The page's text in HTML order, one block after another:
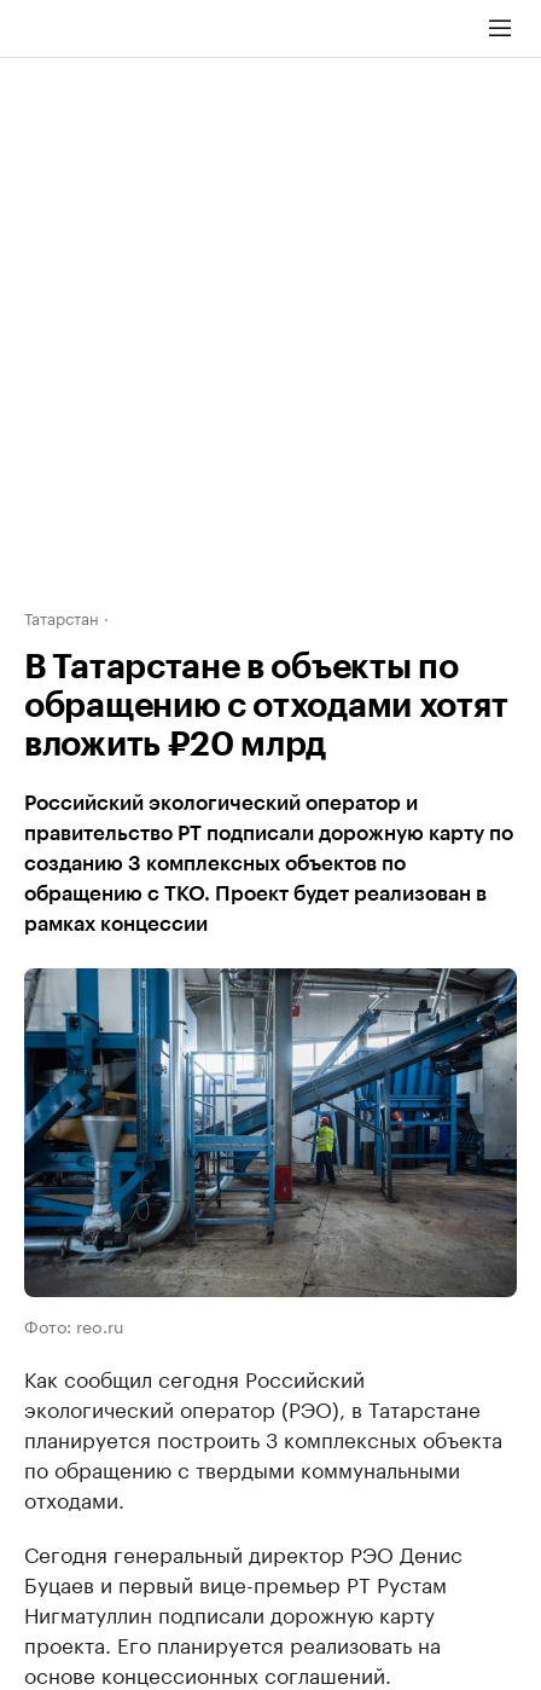
Татарстан
В Татарстане в объекты по
обращению с отходами хотят
вложить ₽20 млрд
Российский экологический оператор и
правительство РТ подписали дорожную карту по
созданию 3 комплексных объектов по
обращению с ТКО. Проект будет реализован в
рамках концессии
Фото: reo.ru
Как сообщил сегодня Российский
экологический оператор (РЭО), в Татарстане
планируется построить 3 комплексных объекта
по обращению с твердыми коммунальными
отходами.
Сегодня генеральный директор РЭО Денис
Буцаев и первый вице-премьер РТ Рустам
Нигматуллин подписали дорожную карту
проекта. Его планируется реализовать на
основе концессионных соглашений.